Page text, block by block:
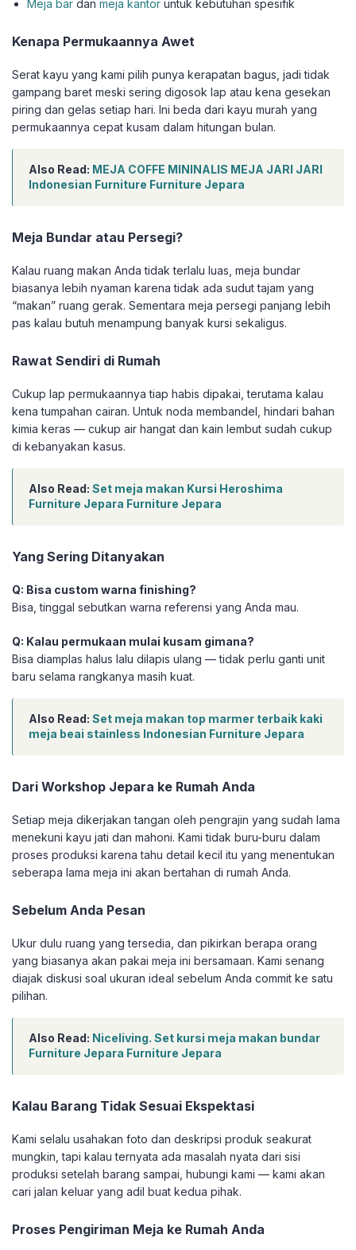
Meja bar danmeja kantor untuk kebutuhan spesifik
Kenapa Permukaannya Awet
Serat kayu yang kami pilih punya kerapatan bagus, jadi tidak
gampang baret meski sering digosok lap atau kena gesekan
piring dan gelas setiap hari. Ini beda dari kayu murah yang
permukaannya cepat kusam dalam hitungan bulan.
Also Read: MEJA COFFE MININALIS MEJA JARI JARI
Indonesian Furniture Furniture Jepara
Meja Bundar atau Persegi?
Kalau ruang makan Anda tidak terlalu luas, meja bundar
biasanya lebih nyaman karena tidak ada sudut tajam yang
“makan” ruang gerak. Sementara meja persegi panjang lebih
pas kalau butuh menampung banyak kursi sekaligus.
Rawat Sendiri di Rumah
Cukup lap permukaannya tiap habis dipakai, terutama kalau
kena tumpahan cairan. Untuk noda membandel, hindari bahan
kimia keras — cukup air hangat dan kain lembut sudah cukup
di kebanyakan kasus.
Also Read: Set meja makan Kursi Heroshima
Furniture Jepara Furniture Jepara
Yang Sering Ditanyakan
Q: Bisa custom warna finishing?
Bisa, tinggal sebutkan warna referensi yang Anda mau.
Q: Kalau permukaan mulai kusam gimana?
Bisa diamplas halus lalu dilapis ulang — tidak perlu ganti unit
baru selama rangkanya masih kuat.
Also Read: Set meja makan top marmer terbaik kaki
meja beai stainless Indonesian Furniture Jepara
Dari Workshop Jepara ke Rumah Anda
Setiap meja dikerjakan tangan oleh pengrajin yang sudah lama
menekuni kayu jati dan mahoni. Kami tidak buru-buru dalam
proses produksi karena tahu detail kecil itu yang menentukan
seberapa lama meja ini akan bertahan di rumah Anda.
Sebelum Anda Pesan
Ukur dulu ruang yang tersedia, dan pikirkan berapa orang
yang biasanya akan pakai meja ini bersamaan. Kami senang
diajak diskusi soal ukuran ideal sebelum Anda commit ke satu
pilihan.
Also Read: Niceliving. Set kursi meja makan bundar
Furniture Jepara Furniture Jepara
Kalau Barang Tidak Sesuai Ekspektasi
Kami selalu usahakan foto dan deskripsi produk seakurat
mungkin, tapi kalau ternyata ada masalah nyata dari sisi
produksi setelah barang sampai, hubungi kami — kami akan
cari jalan keluar yang adil buat kedua pihak.
Proses Pengiriman Meja ke Rumah Anda